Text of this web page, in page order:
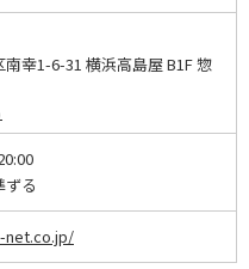
幸1-6-31 横浜高島屋 B1F 惣
ずる
net.co.jp/